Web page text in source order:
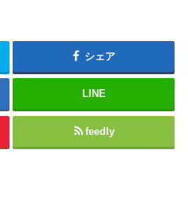
シェア
LINE
feedly